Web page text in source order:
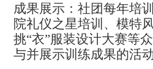
成果展示：社团每年培
院礼仪之星培训、模特
挑“衣”服装设计大赛等
与并展示训练成果的活动